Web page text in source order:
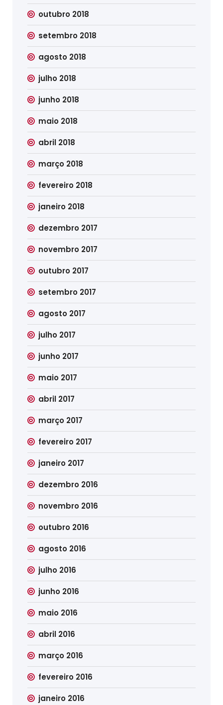
outubro 2018
setembro 2018
agosto 2018
julho 2018
junho 2018
maio 2018
abril 2018
março 2018
fevereiro 2018
janeiro 2018
dezembro 2017
novembro 2017
outubro 2017
setembro 2017
agosto 2017
julho 2017
junho 2017
maio 2017
abril 2017
março 2017
fevereiro 2017
janeiro 2017
dezembro 2016
novembro 2016
outubro 2016
agosto 2016
julho 2016
junho 2016
maio 2016
abril 2016
março 2016
fevereiro 2016
janeiro 2016